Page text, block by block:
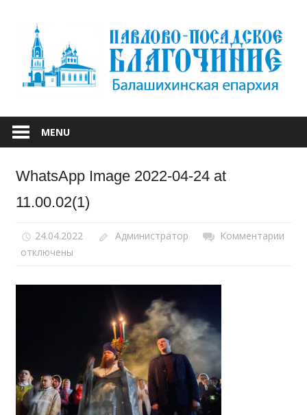
content
ПАВЛОВО-
ПОСАДСКОЕ
MENU
WhatsApp Image 2022-04-24 at
11.00.02(1)
24.04.2022 Администратор Комментарии
отключены